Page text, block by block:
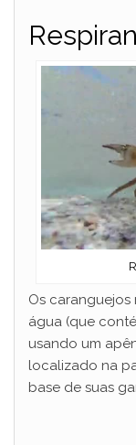
Os caranguejos
água (que
usando um
localizado na
base de suas